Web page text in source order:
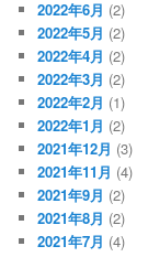
2022年6月 (2)
2022年5月 (2)
2022年4月 (2)
2022年3月 (2)
2022年2月 (1)
2022年1月 (2)
2021年12月 (3)
2021年11月 (4)
2021年9月 (2)
2021年8月 (2)
2021年7月 (4)